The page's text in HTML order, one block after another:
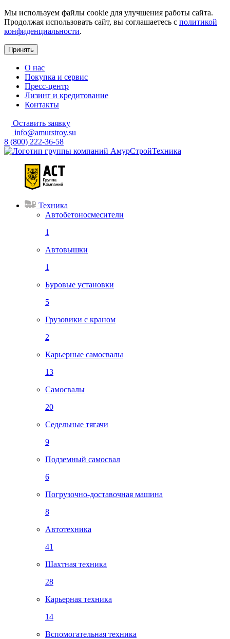
Мы используем файлы cookie для улучшения работы сайта.
Продолжая использовать сайт, вы соглашаетесь с политикой
конфиденциальности.
Принять
О нас
Покупка и сервис
Пресс-центр
Лизинг и кредитование
Контакты
Оставить заявку
info@amurstroy.su
8 (800) 222-36-58
Техника
Автобетоносмесители
1
Автовышки
1
Буровые установки
5
Грузовики с краном
2
Карьерные самосвалы
13
Самосвалы
20
Седельные тягачи
9
Подземный самосвал
6
Погрузочно-доставочная машина
8
Автотехника
41
Шахтная техника
28
Карьерная техника
14
Вспомогательная техника